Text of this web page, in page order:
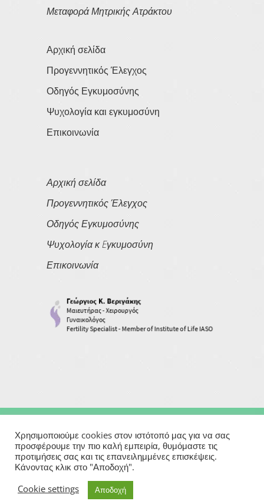
Μεταφορά Μητρικής Ατράκτου
Αρχική σελίδα
Προγεννητικός Έλεγχος
Οδηγός Εγκυμοσύνης
Ψυχολογία και εγκυμοσύνη
Επικοινωνία
Αρχική σελίδα
Προγεννητικός Έλεγχος
Οδηγός Εγκυμοσύνης
Ψυχολογία κ Eγκυμοσύνη
Επικοινωνία
Copyright © 2026Georgios Verigakis| All Rights Reserved
Powered By
Μαιευτήρας | Γυναικολόγος | Χειρουργός | Εξωσωματική
Χρησιμοποιούμε cookies στον ιστότοπό μας για να σας
προσφέρουμε την πιο καλή εμπειρία, θυμόμαστε τις
προτιμήσεις σας και τις επανειλημμένες επισκέψεις.
Κάνοντας κλικ στο "Αποδοχή".
Cookie settings
Αποδοχή